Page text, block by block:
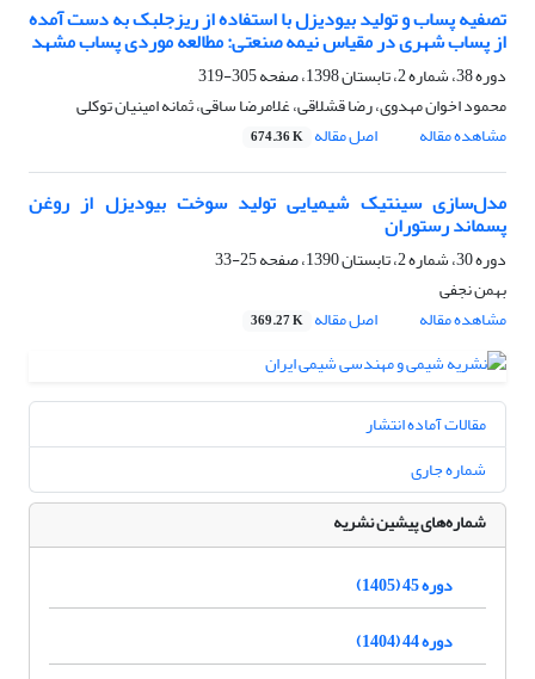
تصفیه پساب و تولید بیودیزل با استفاده از ریزجلبک به دست آمده
از پساب شهری در مقیاس نیمه صنعتی: مطالعه موردی پساب مشهد
دوره 38، شماره 2، تابستان 1398، صفحه
305-319
محمود اخوان مهدوی، رضا قشلاقی، غلامرضا ساقی، ثمانه امینیان توکلی
مشاهده مقاله
اصل مقاله 674.36 K
مدل‌سازی سینتیک شیمیایی تولید سوخت بیودیزل از روغن
پسماند رستوران
دوره 30، شماره 2، تابستان 1390، صفحه
25-33
بهمن نجفی
مشاهده مقاله
اصل مقاله 369.27 K
مقالات آماده انتشار
شماره جاری
شماره‌های پیشین نشریه
دوره 45 (1405)
دوره 44 (1404)